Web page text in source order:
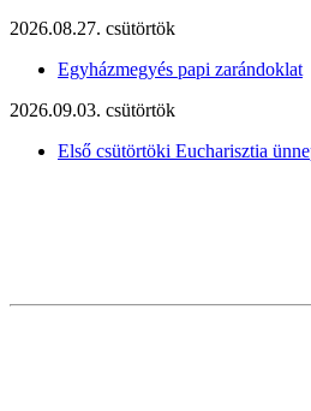
2026.08.27. csütörtök
Egyházmegyés papi zarándoklat
2026.09.03. csütörtök
Első csütörtöki Eucharisztia